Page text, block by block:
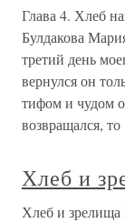
Глава 4. Хлеб
Булдакова
третий день
вернулся он
тифом и чудом
возвращался, то
Хлеб и
Хлеб и зрелища